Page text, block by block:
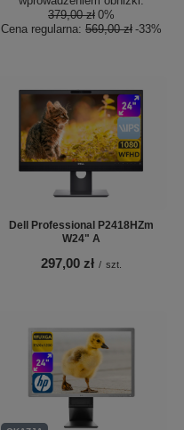
379,00 zł 0%
Cena regularna: 569,00 zł -33%
Dell Professional P2418HZm
W24" A
297,00 zł / szt.